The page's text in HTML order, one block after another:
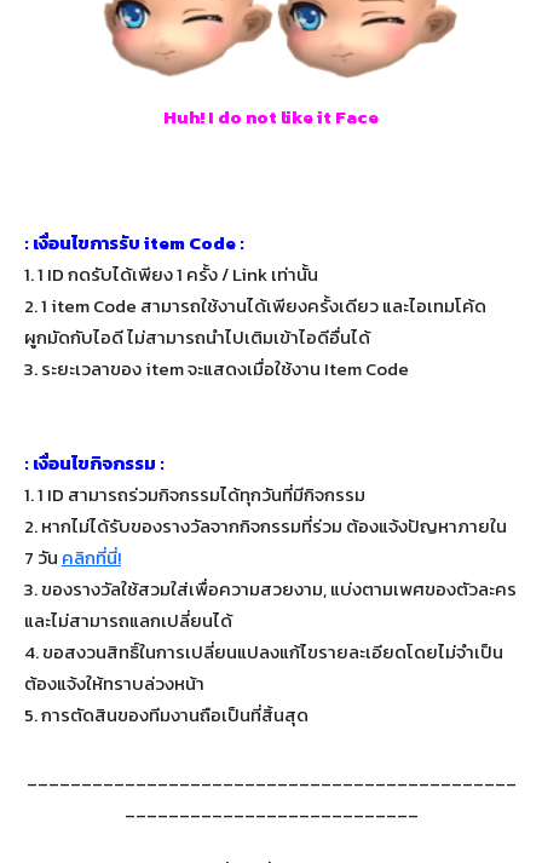
Huh! I do not like it Face
: เงื่อนไขการรับ item Code :
1.1 ID กดรับได้เพียง 1 ครั้ง / Link เท่านั้น
2. 1 item Code สามารถใช้งานได้เพียงครั้งเดียว และไอเทมโค้ด
ผูกมัดกับไอดี ไม่สามารถนำไปเติมเข้าไอดีอื่นได้
3. ระยะเวลาของ item จะแสดงเมื่อใช้งาน Item Code
: เงื่อนไขกิจกรรม :
1. 1 ID สามารถร่วมกิจกรรมได้ทุกวันที่มีกิจกรรม
2. หากไม่ได้รับของรางวัลจากกิจกรรมที่ร่วม ต้องแจ้งปัญหาภายใน
7 วัน คลิกที่นี่!
3. ของรางวัลใช้สวมใส่เพื่อความสวยงาม, แบ่งตามเพศของตัวละคร
และไม่สามารถแลกเปลี่ยนได้
4. ขอสงวนสิทธิ์ในการเปลี่ยนแปลงแก้ไขรายละเอียดโดยไม่จำเป็น
ต้องแจ้งให้ทราบล่วงหน้า
5. การตัดสินของทีมงานถือเป็นที่สิ้นสุด
_____________________________________________
___________________________